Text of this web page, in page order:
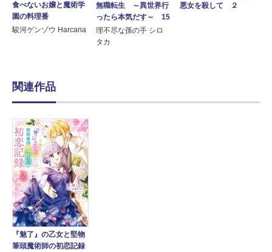
食べないお嬢と魔術学
園の料理番
駿河ゲンゾウ Harcana
無職転生 ～異世界行
ったら本気だす～ 15
理不尽な孫の手 シロ
タカ
悪女を殺して ２
関連作品
『魅了』の乙女と堅物
筆頭魔術師の初恋記録